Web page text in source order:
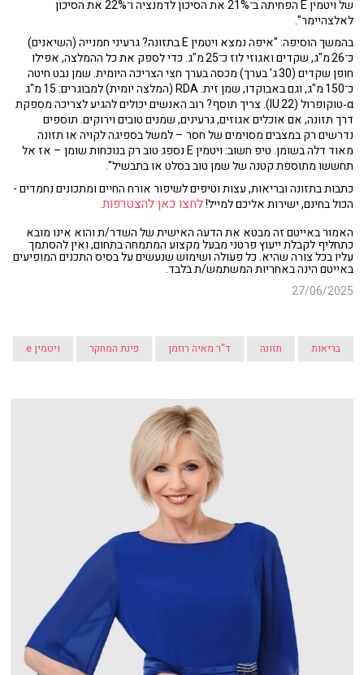
של ויטמין E הפחיתה ב־21% את הסיכון לדמנציה ו־22% את הסיכון
לאלצהיימר".
בהמשך הוסיפה: "איפה נמצא ויטמין E בתזונה? גרעיני חמנייה (השיאנים)
כ־26 מ"ג, שקדים ואגוזי לוז כ־25 מ"ג. כדי לספק את כל ההמלצה, אפילו
חופן שקדים (30 ג’ בערך) מכסה בערך חצי הצריכה היומית. שמן נבט חיטה
כ־150 מ"ג, וגם באבוקדו, שמן זית. RDA (המלצה יומית) למבוגרים: 15 מ"ג
α‑טוקופרול (22 IU). צריך תוסף? רוב האנשים יכולים להגיע לצריכה מספקת
דרך תזונה, אם אוכלים אגוזים, גרעינים, שמנים טובים וירוקים. תוספים
נדרשים רק במצבים מסוימים של חסר – למשל בספיגה לקויה או תזונה
מאוד דלה בשומן. טיפ חשוב: ויטמין E נספג טוב רק בנוכחות שומן – אז אל
תחששו מתוספת קטנה של שמן טוב בסלט או בתבשיל".
כתבות בתזונה ובריאות, עצות וטיפים לשיפור אורח החיים ומתכונים נחמדים -
הכול בחינם, ישירות אליכם למייל!לחצו כאן להצטרפות.
האמור באייטם זה מבטא את הדעה האישית של השדר/ת והוא אינו מובא
כתחליף לקבלת ייעוץ פרטני מבעל מקצוע המתמחה בתחום, ואין להסתמך
עליו בכל צורה שהיא. כל פעולה ושימוש שנעשים על בסיס התכנים המופיעים
באייטם הינה באחריות המשתמש/ת בלבד.
27/06/2025
בריאות תזונה ד"ר מאיה רוזמן פינת המחקר ויטמין e